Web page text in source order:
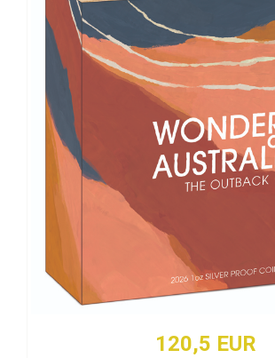
120,5 EUR